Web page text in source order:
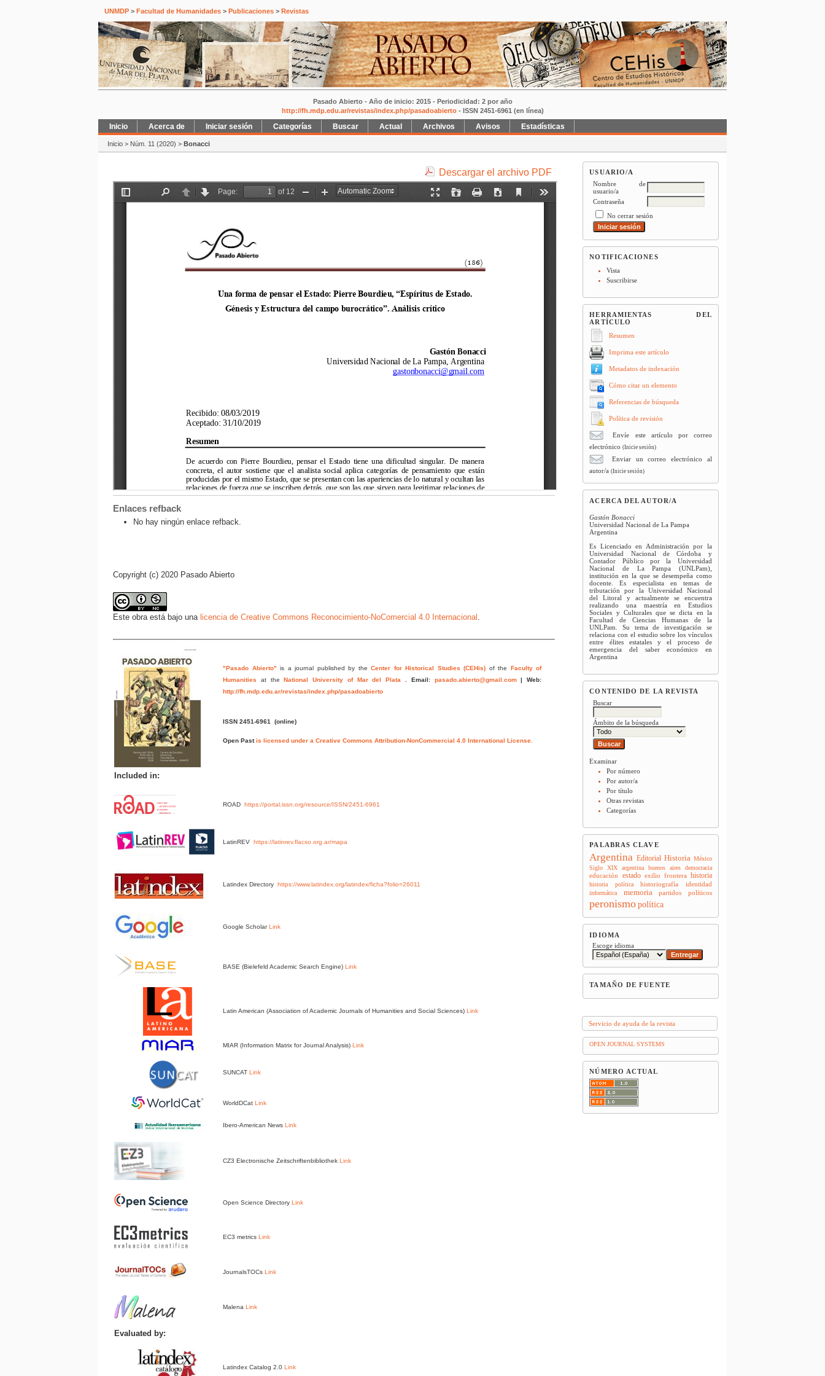
UNMDP > Facultad de Humanidades > Publicaciones > Revistas
Pasado Abierto - Año de inicio: 2015 - Periodicidad: 2 por año
http://fh.mdp.edu.ar/revistas/index.php/pasadoabierto - ISSN 2451-6961 (en línea)
USUARIO/A
Nombre de
usuario/a
Contraseña
No cerrar sesión
NOTIFICACIONES
Vista
Suscribirse
HERRAMIENTAS DEL
ARTÍCULO
Resumen
Imprima este artículo
Metadatos de indexación
Cómo citar un elemento
Referencias de búsqueda
Política de revisión
Envíe este artículo por correo
electrónico(Inicie sesión)
Enviar un correo electrónico al
autor/a(Inicie sesión)
ACERCA DEL AUTOR/A
Gastón Bonacci
Universidad Nacional de La Pampa
Argentina
Es Licenciado en Administración por la
Universidad Nacional de Córdoba y
Contador Público por la Universidad
Nacional de La Pampa (UNLPam),
institución en la que se desempeña como
docente. Es especialista en temas de
tributación por la Universidad Nacional
del Litoral y actualmente se encuentra
realizando una maestría en Estudios
Sociales y Culturales que se dicta en la
Facultad de Ciencias Humanas de la
UNLPam. Su tema de investigación se
relaciona con el estudio sobre los vínculos
entre élites estatales y el proceso de
emergencia del saber económico en
Argentina
CONTENIDO DE LA REVISTA
Buscar
Ámbito de la búsqueda
Examinar
Por número
Por autor/a
Por título
Otras revistas
Categorías
PALABRAS CLAVE
Argentina Editorial Historia México
Siglo XIX
argentina buenos aires democracia
educación estado exilio frontera historia
historia política historiografía identidad
informática memoria partidos políticos
peronismo política
IDIOMA
Escoge idioma
TAMAÑO DE FUENTE
Servicio de ayuda de la revista
OPEN JOURNAL SYSTEMS
NÚMERO ACTUAL
Inicio Acerca de Iniciar sesión Categorías Buscar Actual Archivos Avisos Estadísticas
Inicio > Núm. 11 (2020) > Bonacci
Descargar el archivo PDF
Enlaces refback
No hay ningún enlace refback.
Copyright (c) 2020 Pasado Abierto
Este obra está bajo una licencia de Creative Commons Reconocimiento-NoComercial 4.0 Internacional .
"Pasado Abierto" is a journal published by the Center for Historical Studies (CEHis) of the Faculty of
Humanities at the National University of Mar del Plata . Email: pasado.abierto@gmail.com|Web:
http://fh.mdp.edu.ar/revistas/index.php/pasadoabierto
ISSN 2451-6961(online)
Open Pastis licensed under a Creative Commons Attribution-NonCommercial 4.0 International License.
Included in:
ROAD https://portal.issn.org/resource/ISSN/2451-6961
LatinREV https://latinrev.flacso.org.ar/mapa
Latindex Directory https://www.latindex.org/latindex/ficha?folio=26011
Google Scholar Link
BASE (Bielefeld Academic Search Engine) Link
Latin American (Association of Academic Journals of Humanities and Social Sciences) Link
MIAR (Information Matrix for Journal Analysis) Link
SUNCAT Link
WorldDCat Link
Ibero-American News Link
CZ3 Electronische Zeitschriftenbibliothek Link
Open Science Directory Link
EC3 metrics Link
JournalsTOCs Link
Malena Link
Evaluated by:
Latindex Catalog 2.0 Link